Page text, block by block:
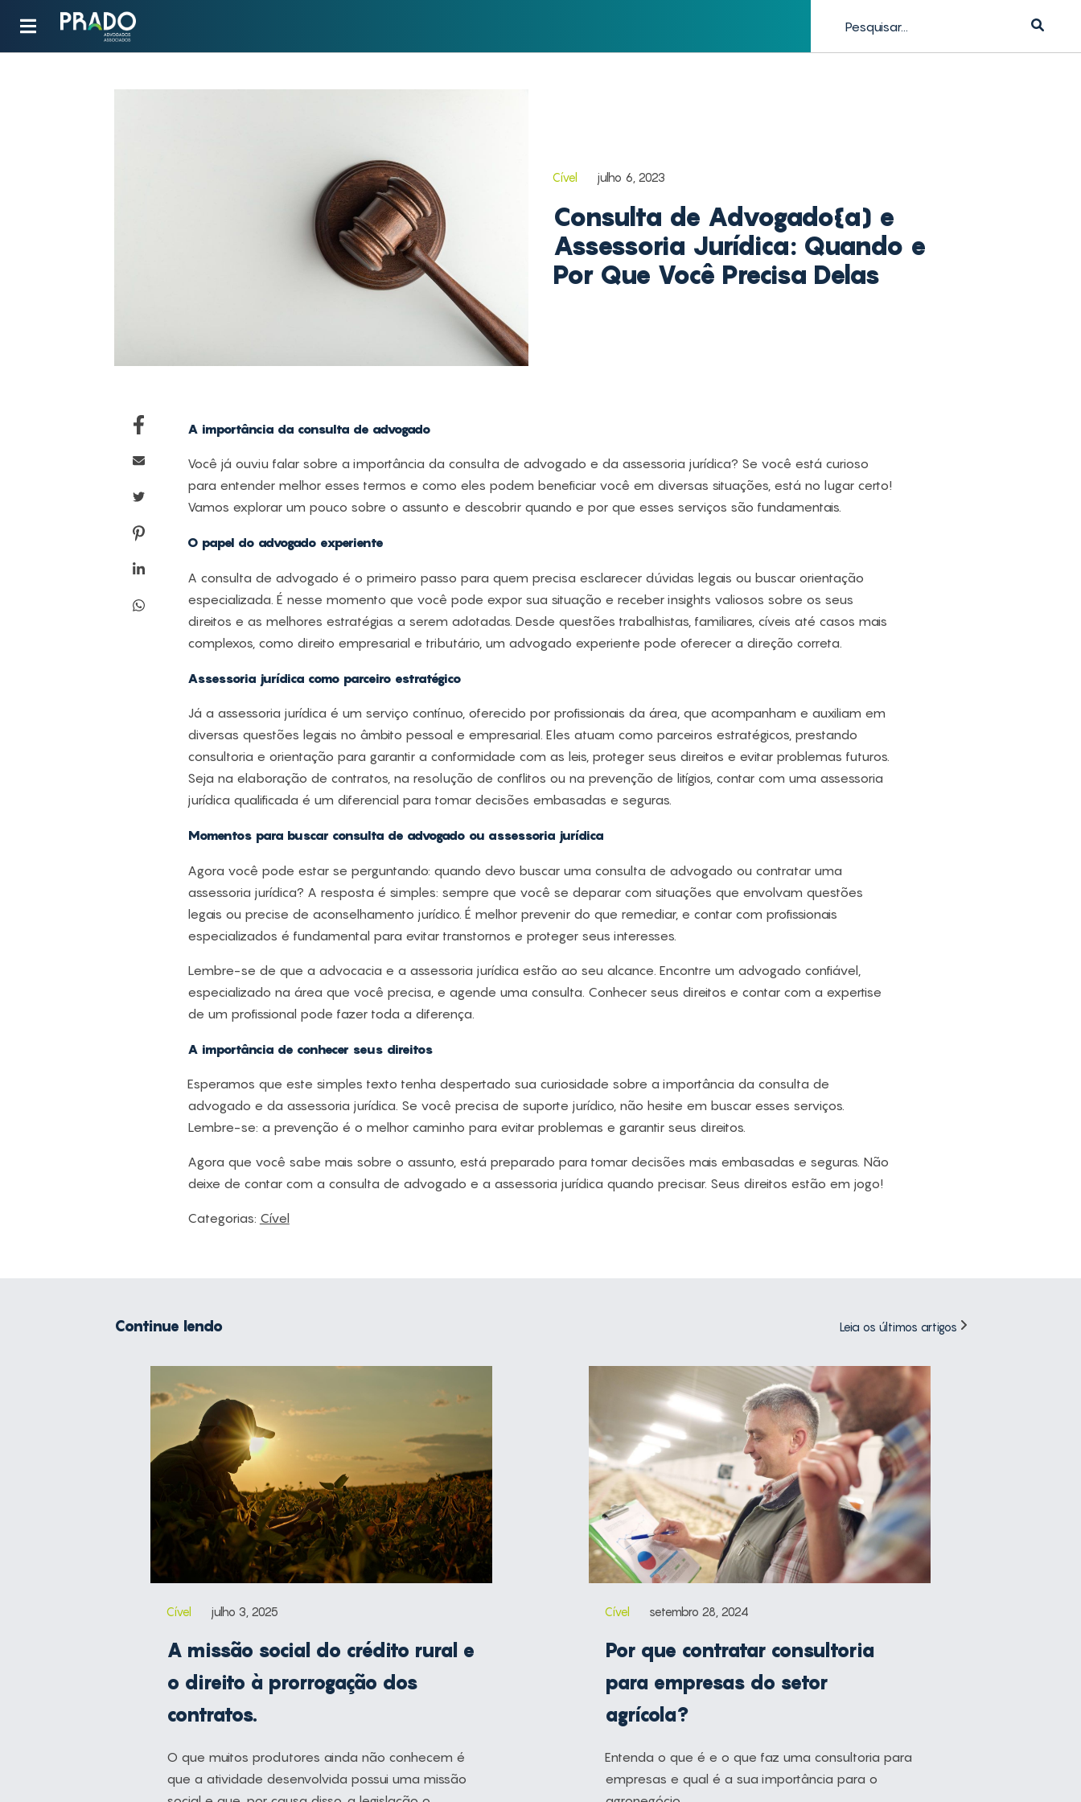
Cível julho 6, 2023
Consulta de Advogado{a) e
Assessoria Jurídica: Quando e
Por Que Você Precisa Delas
A importância da consulta de advogado
Você já ouviu falar sobre a importância da consulta de advogado e da assessoria jurídica? Se você está curioso
para entender melhor esses termos e como eles podem beneficiar você em diversas situações, está no lugar certo!
Vamos explorar um pouco sobre o assunto e descobrir quando e por que esses serviços são fundamentais.
O papel do advogado experiente
A consulta de advogado é o primeiro passo para quem precisa esclarecer dúvidas legais ou buscar orientação
especializada. É nesse momento que você pode expor sua situação e receber insights valiosos sobre os seus
direitos e as melhores estratégias a serem adotadas. Desde questões trabalhistas, familiares, cíveis até casos mais
complexos, como direito empresarial e tributário, um advogado experiente pode oferecer a direção correta.
Assessoria jurídica como parceiro estratégico
Já a assessoria jurídica é um serviço contínuo, oferecido por profissionais da área, que acompanham e auxiliam em
diversas questões legais no âmbito pessoal e empresarial. Eles atuam como parceiros estratégicos, prestando
consultoria e orientação para garantir a conformidade com as leis, proteger seus direitos e evitar problemas futuros.
Seja na elaboração de contratos, na resolução de conflitos ou na prevenção de litígios, contar com uma assessoria
jurídica qualificada é um diferencial para tomar decisões embasadas e seguras.
Momentos para buscar consulta de advogado ou assessoria jurídica
Agora você pode estar se perguntando: quando devo buscar uma consulta de advogado ou contratar uma
assessoria jurídica? A resposta é simples: sempre que você se deparar com situações que envolvam questões
legais ou precise de aconselhamento jurídico. É melhor prevenir do que remediar, e contar com profissionais
especializados é fundamental para evitar transtornos e proteger seus interesses.
Lembre-se de que a advocacia e a assessoria jurídica estão ao seu alcance. Encontre um advogado confiável,
especializado na área que você precisa, e agende uma consulta. Conhecer seus direitos e contar com a expertise
de um profissional pode fazer toda a diferença.
A importância de conhecer seus direitos
Esperamos que este simples texto tenha despertado sua curiosidade sobre a importância da consulta de
advogado e da assessoria jurídica. Se você precisa de suporte jurídico, não hesite em buscar esses serviços.
Lembre-se: a prevenção é o melhor caminho para evitar problemas e garantir seus direitos.
Agora que você sabe mais sobre o assunto, está preparado para tomar decisões mais embasadas e seguras. Não
deixe de contar com a consulta de advogado e a assessoria jurídica quando precisar. Seus direitos estão em jogo!
Categorias: Cível
Continue lendo Leia os últimos artigos
Cível julho 3, 2025
A missão social do crédito rural e
o direito à prorrogação dos
contratos.
O que muitos produtores ainda não conhecem é
que a atividade desenvolvida possui uma missão
Cível setembro 28, 2024
Por que contratar consultoria
para empresas do setor
agrícola?
Entenda o que é e o que faz uma consultoria para
empresas e qual é a sua importância para o